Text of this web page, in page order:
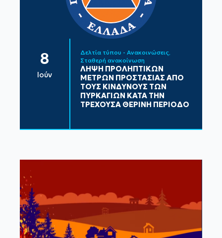
8
Ιούν
Δελτία τύπου - Ανακοινώσεις
Σταθερή ανακοίνωση
ΛΗΨΗ ΠΡΟΛΗΠΤΙΚΩΝ
ΜΕΤΡΩΝ ΠΡΟΣΤΑΣΙΑΣ ΑΠΟ
ΤΟΥΣ ΚΙΝΔΥΝΟΥΣ ΤΩΝ
ΠΥΡΚΑΓΙΩΝ ΚΑΤΑ ΤΗΝ
ΤΡΕΧΟΥΣΑ ΘΕΡΙΝΗ ΠΕΡΙΟΔΟ